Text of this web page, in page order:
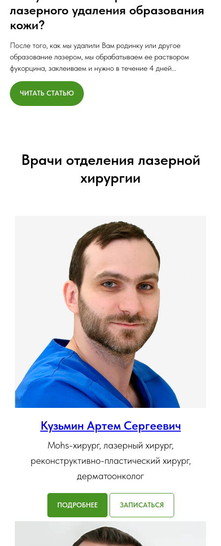
лазерного удаления образования
кожи?
После того, как мы удалили Вам родинку или другое
образование лазером, мы обрабатываем ее раствором
фукорцина, заклеиваем и нужно в течение 4 дней...
ЧИТАТЬ СТАТЬЮ
Врачи отделения лазерной
хирургии
Кузьмин Артем Сергеевич
Mohs-хирург, лазерный хирург,
реконструктивно-пластический хирург,
дерматоонколог
ПОДРОБНЕЕ ЗАПИСАТЬСЯ